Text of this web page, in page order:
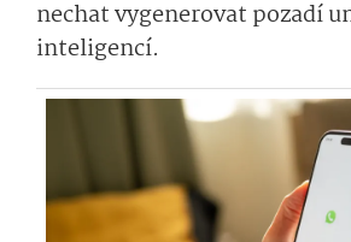
nechat vygenerovat pozadí
inteligencí.